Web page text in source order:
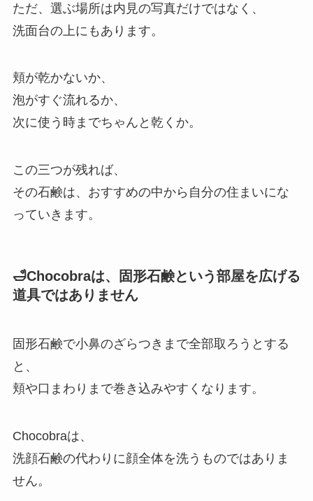
ただ、選ぶ場所は内見の写真だけではなく、
洗面台の上にもあります。
頬が乾かないか、
泡がすぐ流れるか、
次に使う時までちゃんと乾くか。
この三つが残れば、
その石鹸は、おすすめの中から自分の住まいにな
っていきます。
🛁Chocobraは、固形石鹸という部屋を広げる
道具ではありません
固形石鹸で小鼻のざらつきまで全部取ろうとする
と、
頬や口まわりまで巻き込みやすくなります。
Chocobraは、
洗顔石鹸の代わりに顔全体を洗うものではありま
せん。